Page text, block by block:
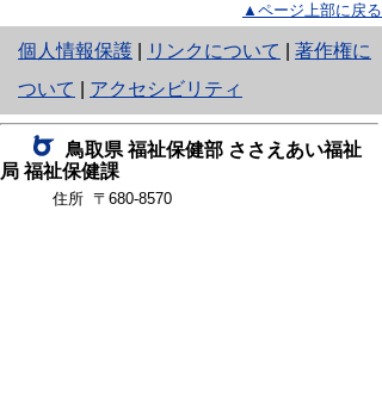
▲ページ上部に戻る
個人情報保護
と
り
ネ
ッ
ト
リンクについて
著作権に
ついて
アクセシビリティ
鳥取県 福祉保健部 ささえあい福祉
局 福祉保健課
住所 〒680-8570